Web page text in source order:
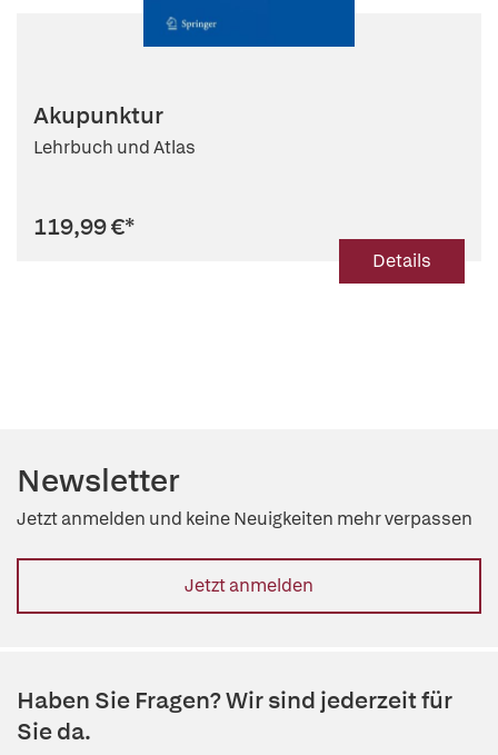
Akupunktur
Lehrbuch und Atlas
119,99 €*
Details
Newsletter
Jetzt anmelden und keine Neuigkeiten mehr verpassen
Jetzt anmelden
Haben Sie Fragen? Wir sind jederzeit für
Sie da.